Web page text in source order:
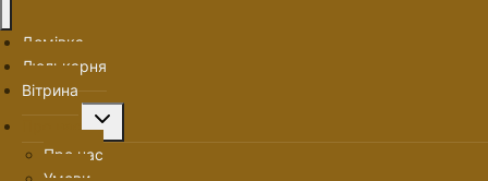
Домівка
Люлькарня
Вітрина
Перемкнути
меню
нащадка
Про нас